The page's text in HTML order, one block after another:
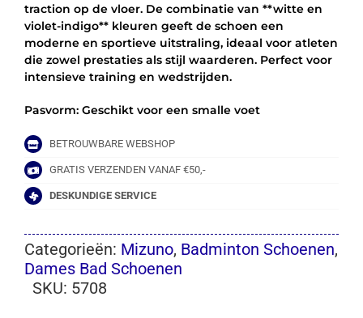
traction op de vloer. De combinatie van **witte en
violet-indigo** kleuren geeft de schoen een
moderne en sportieve uitstraling, ideaal voor atleten
die zowel prestaties als stijl waarderen. Perfect voor
intensieve training en wedstrijden.
Pasvorm: Geschikt voor een smalle voet
BETROUWBARE WEBSHOP
GRATIS VERZENDEN VANAF €50,-
DESKUNDIGE SERVICE
Categorieën: Mizuno, Badminton Schoenen,
Dames Bad Schoenen
SKU: 5708